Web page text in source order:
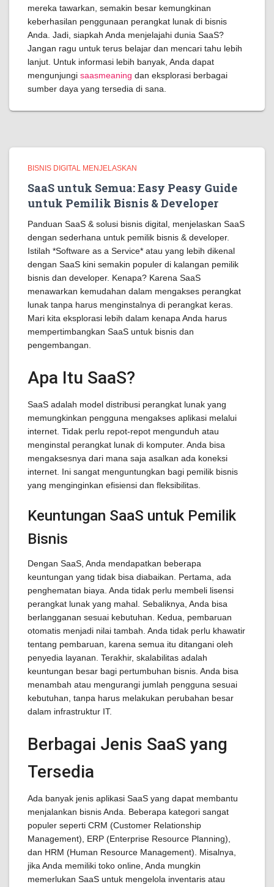
mereka tawarkan, semakin besar kemungkinan
keberhasilan penggunaan perangkat lunak di bisnis
Anda. Jadi, siapkah Anda menjelajahi dunia SaaS?
Jangan ragu untuk terus belajar dan mencari tahu lebih
lanjut. Untuk informasi lebih banyak, Anda dapat
mengunjungi saasmeaning dan eksplorasi berbagai
sumber daya yang tersedia di sana.
BISNIS DIGITAL MENJELASKAN
SaaS untuk Semua: Easy Peasy Guide
untuk Pemilik Bisnis & Developer
Panduan SaaS & solusi bisnis digital, menjelaskan SaaS
dengan sederhana untuk pemilik bisnis & developer.
Istilah *Software as a Service* atau yang lebih dikenal
dengan SaaS kini semakin populer di kalangan pemilik
bisnis dan developer. Kenapa? Karena SaaS
menawarkan kemudahan dalam mengakses perangkat
lunak tanpa harus menginstalnya di perangkat keras.
Mari kita eksplorasi lebih dalam kenapa Anda harus
mempertimbangkan SaaS untuk bisnis dan
pengembangan.
Apa Itu SaaS?
SaaS adalah model distribusi perangkat lunak yang
memungkinkan pengguna mengakses aplikasi melalui
internet. Tidak perlu repot-repot mengunduh atau
menginstal perangkat lunak di komputer. Anda bisa
mengaksesnya dari mana saja asalkan ada koneksi
internet. Ini sangat menguntungkan bagi pemilik bisnis
yang menginginkan efisiensi dan fleksibilitas.
Keuntungan SaaS untuk Pemilik
Bisnis
Dengan SaaS, Anda mendapatkan beberapa
keuntungan yang tidak bisa diabaikan. Pertama, ada
penghematan biaya. Anda tidak perlu membeli lisensi
perangkat lunak yang mahal. Sebaliknya, Anda bisa
berlangganan sesuai kebutuhan. Kedua, pembaruan
otomatis menjadi nilai tambah. Anda tidak perlu khawatir
tentang pembaruan, karena semua itu ditangani oleh
penyedia layanan. Terakhir, skalabilitas adalah
keuntungan besar bagi pertumbuhan bisnis. Anda bisa
menambah atau mengurangi jumlah pengguna sesuai
kebutuhan, tanpa harus melakukan perubahan besar
dalam infrastruktur IT.
Berbagai Jenis SaaS yang
Tersedia
Ada banyak jenis aplikasi SaaS yang dapat membantu
menjalankan bisnis Anda. Beberapa kategori sangat
populer seperti CRM (Customer Relationship
Management), ERP (Enterprise Resource Planning),
dan HRM (Human Resource Management). Misalnya,
jika Anda memiliki toko online, Anda mungkin
memerlukan SaaS untuk mengelola inventaris atau